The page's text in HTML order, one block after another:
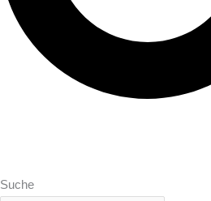
Suche